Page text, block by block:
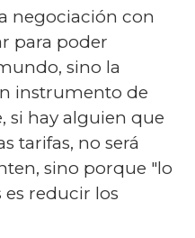
negociación con
para poder
sino la
instrumento de
si hay alguien que
tarifas, no será
sino porque "lo
reducir los